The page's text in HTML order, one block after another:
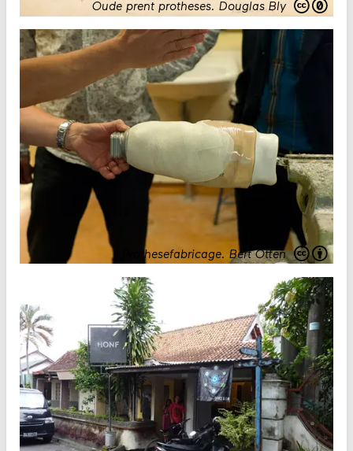
Oude prent protheses. Douglas Bly
Prothesefabricage. Bert Otten